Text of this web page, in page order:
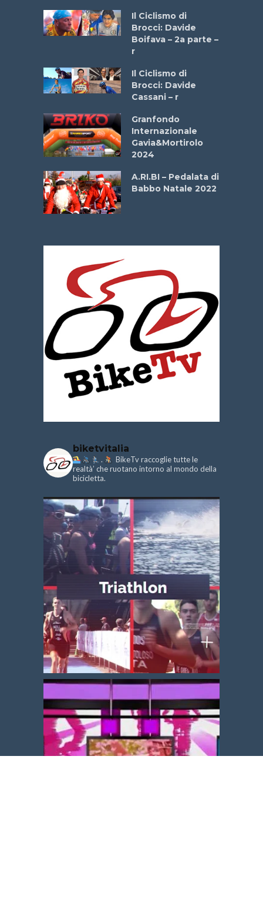
Il Ciclismo di
Brocci: Davide
Boifava – 2a parte –
r
Il Ciclismo di
Brocci: Davide
Cassani – r
Granfondo
Internazionale
Gavia&Mortirolo
2024
A.RI.BI – Pedalata di
Babbo Natale 2022
biketvitalia
.
BikeTv raccoglie tutte le
realtà’ che ruotano intorno al mondo della
bicicletta.